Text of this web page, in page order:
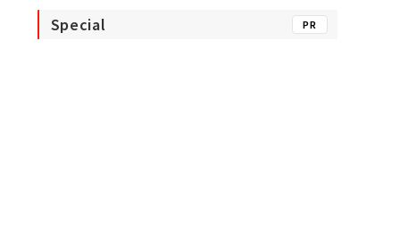
Special PR